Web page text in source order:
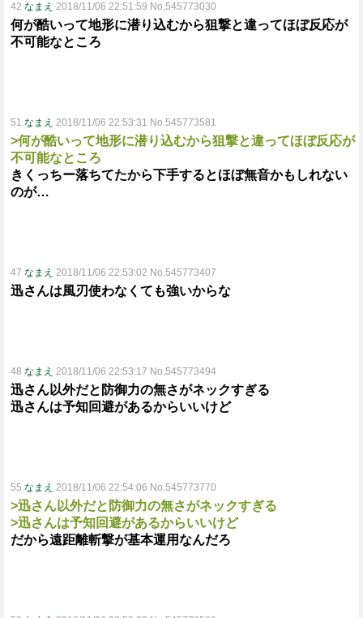
42 なまえ 2018/11/06 22:51:59 No.545773030
何が酷いって地形に潜り込むから狙撃と違ってほぼ反応が
不可能なところ
51 なまえ 2018/11/06 22:53:31 No.545773581
>何が酷いって地形に潜り込むから狙撃と違ってほぼ反応が
不可能なところ
きくっちー落ちてたから下手するとほぼ無音かもしれない
のが…
47 なまえ 2018/11/06 22:53:02 No.545773407
迅さんは風刃使わなくても強いからな
48 なまえ 2018/11/06 22:53:17 No.545773494
迅さん以外だと防御力の無さがネックすぎる
迅さんは予知回避があるからいいけど
55 なまえ 2018/11/06 22:54:06 No.545773770
>迅さん以外だと防御力の無さがネックすぎる
>迅さんは予知回避があるからいいけど
だから遠距離斬撃が基本運用なんだろ